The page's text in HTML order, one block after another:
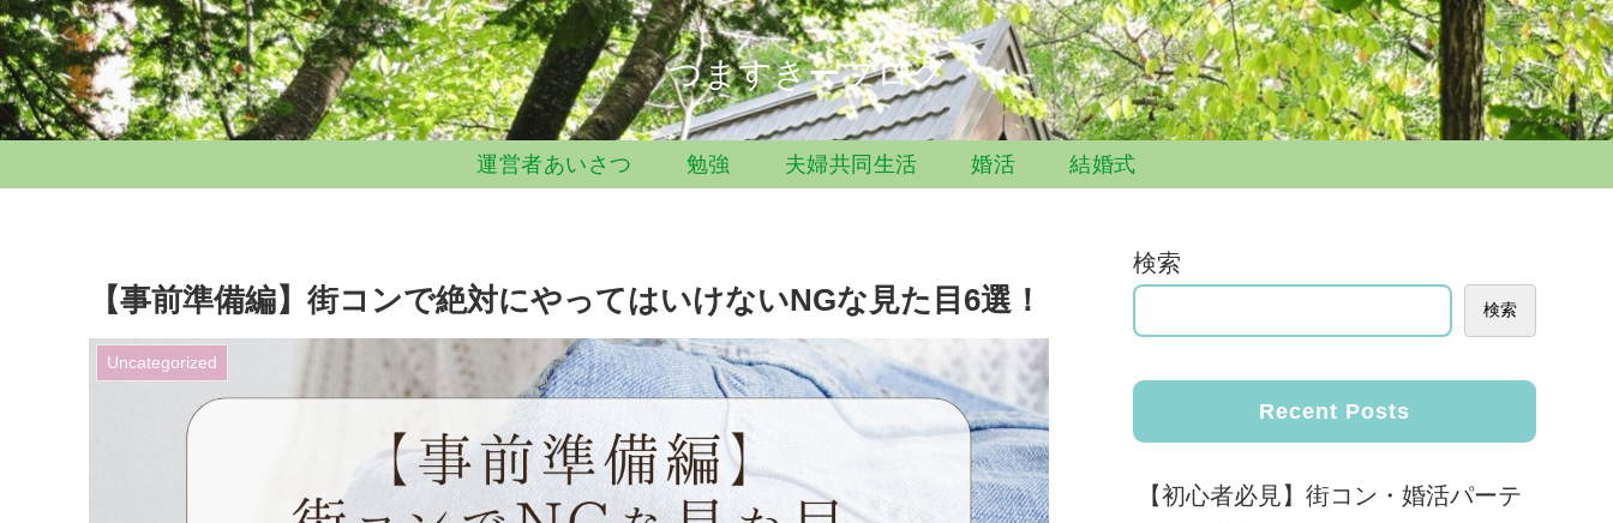
つますきーブログ
運営者あいさつ 勉強 夫婦共同生活 婚活 結婚式
【事前準備編】街コンで絶対にやってはいけないNGな見た目6選！
Uncategorized
検索
検索
Recent Posts
【初心者必見】街コン・婚活パーテ